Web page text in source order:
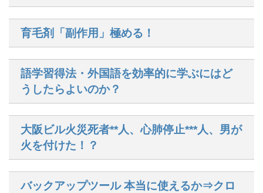
育毛剤「副作用」極める！
語学習得法・外国語を効率的に学ぶにはど
うしたらよいのか？
大阪ビル火災死者**人、心肺停止***人、男が
火を付けた！？
バックアップツール 本当に使えるか⇒クロ